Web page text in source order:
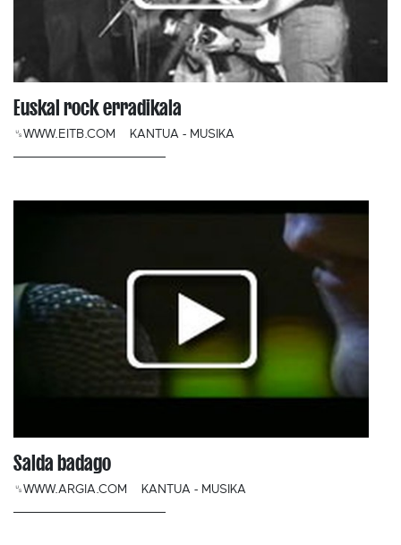
Euskal rock erradikala
␟WWW.EITB.COM KANTUA - MUSIKA
Salda badago
␟WWW.ARGIA.COM KANTUA - MUSIKA